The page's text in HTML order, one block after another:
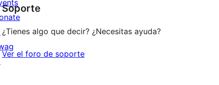
reviews
Soporte
¿Tienes algo que decir? ¿Necesitas ayuda?
Ver el foro de soporte